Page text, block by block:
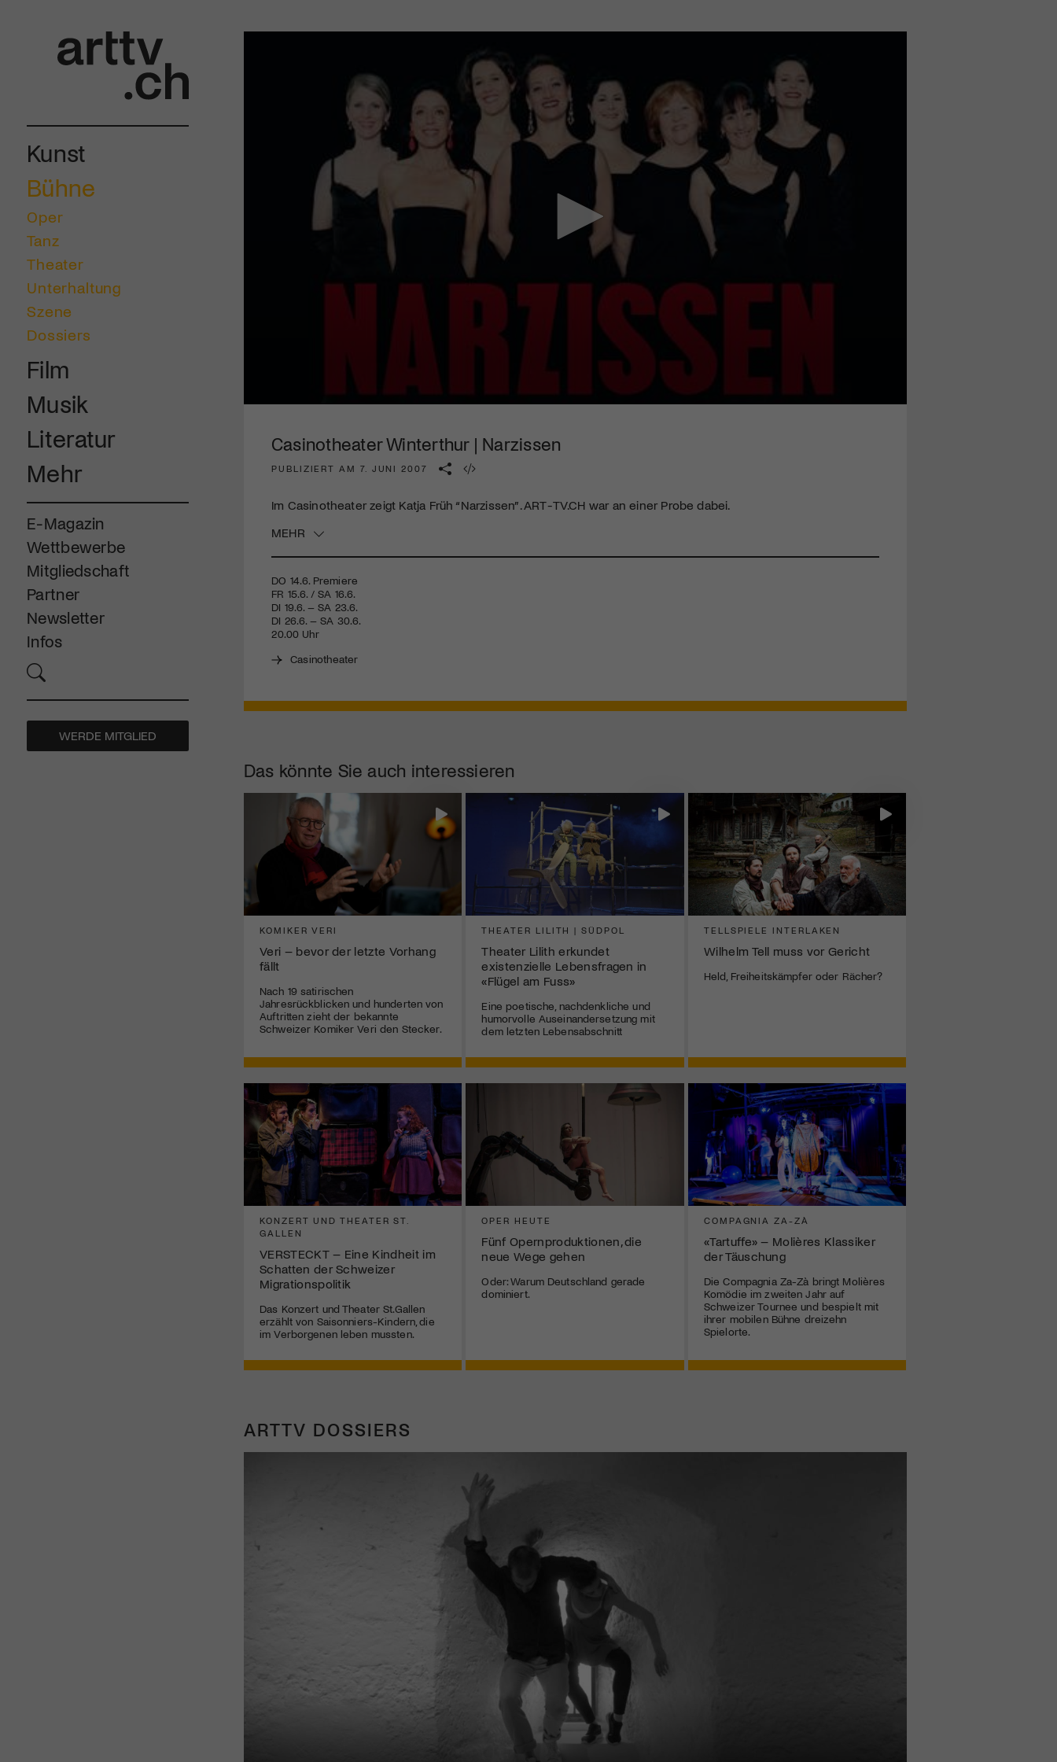
Kunst
Bühne
Oper
Tanz
Theater
Unterhaltung
Szene
Dossiers
Film
Musik
Literatur
Mehr
E-Magazin
Wettbewerbe
Mitgliedschaft
Partner
Newsletter
Infos
WERDE MITGLIED
Casinotheater Winterthur | Narzissen
PUBLIZIERT AM 7. JUNI 2007
Im Casinotheater zeigt Katja Früh “Narzissen”.ART-TV.CH war an einer Probe dabei.
MEHR
DO 14.6. Premiere
FR 15.6. / SA 16.6.
DI 19.6. – SA 23.6.
DI 26.6. – SA 30.6.
20.00 Uhr
Casinotheater
Das könnte Sie auch interessieren
KOMIKER VERI
Veri – bevor der letzte Vorhang
fällt
Nach 19 satirischen
Jahresrückblicken und hunderten von
Auftritten zieht der bekannte
Schweizer Komiker Veri den Stecker.
THEATER LILITH | SÜDPOL
Theater Lilith erkundet
existenzielle Lebensfragen in
«Flügel am Fuss»
Eine poetische, nachdenkliche und
humorvolle Auseinandersetzung mit
dem letzten Lebensabschnitt
TELLSPIELE INTERLAKEN
Wilhelm Tell muss vor Gericht
Held, Freiheitskämpfer oder Rächer?
KONZERT UND THEATER ST.
GALLEN
VERSTECKT – Eine Kindheit im
Schatten der Schweizer
Migrationspolitik
Das Konzert und Theater St.Gallen
erzählt von Saisonniers-Kindern, die
im Verborgenen leben mussten.
OPER HEUTE
Fünf Opernproduktionen, die
neue Wege gehen
Oder: Warum Deutschland gerade
dominiert.
COMPAGNIA ZA-ZÀ
«Tartuffe» – Molières Klassiker
der Täuschung
Die Compagnia Za-Zà bringt Molières
Komödie im zweiten Jahr auf
Schweizer Tournee und bespielt mit
ihrer mobilen Bühne dreizehn
Spielorte.
ARTTV DOSSIERS
Mach mit: «Be Part of the Art»!
Engagiere dich als Kulturliebhaber:in, Kulturschaffende(r) oder
Kulturinstitution und unterstütze unsere Arbeit.
Mit deiner Mitgliedschaft erhältst du kostenlosen Zugang zu
diversen Kulturevents.
Jetzt Mitglied werden